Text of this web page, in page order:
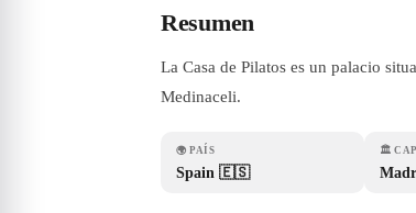
Resumen
La Casa de Pilatos es un palacio
Medinaceli.
🌍 PAÍS
Spain 🇪🇸
🏛